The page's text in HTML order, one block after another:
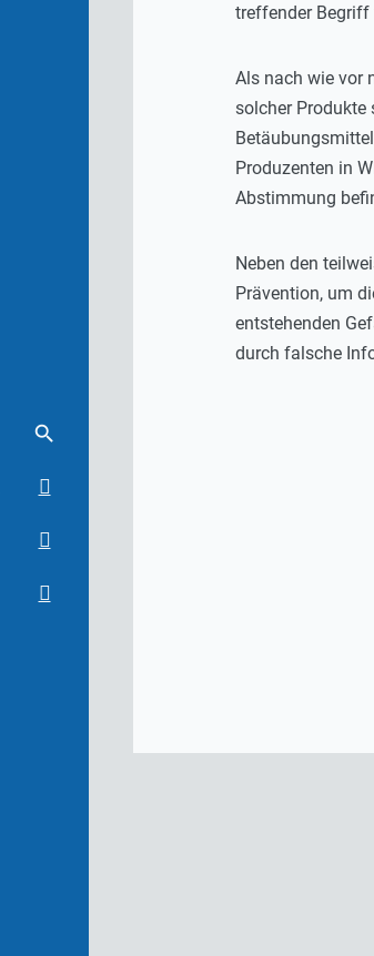
treffender Begriff
Als nach wie vor
solcher Produkte
Produzenten in
Abstimmung
Neben den
Prävention, um
entstehenden
durch falsche